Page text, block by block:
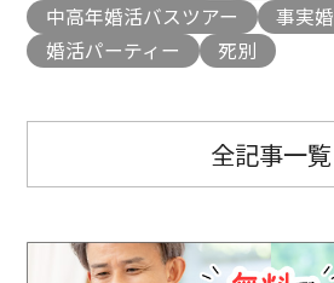
中高年婚活バスツアー
事実婚
婚活パーティー
死別
全記事一覧